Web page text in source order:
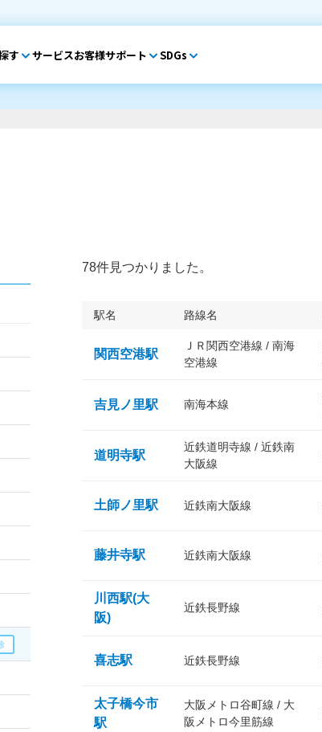
す サービスお客様サポート SDGs
78件見つかりました。
駅名 路線名
関西空港駅
ＪＲ関西空港線 / 南海
空港線
吉見ノ里駅 南海本線
道明寺駅
近鉄道明寺線 / 近鉄南
大阪線
土師ノ里駅 近鉄南大阪線
藤井寺駅 近鉄南大阪線
川西駅(大
阪)
近鉄長野線
喜志駅 近鉄長野線
太子橋今市
駅
大阪メトロ谷町線 / 大
阪メトロ今里筋線